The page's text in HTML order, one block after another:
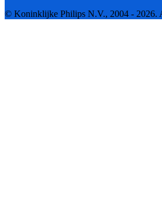
© Koninklijke Philips N.V., 2004 - 2026.